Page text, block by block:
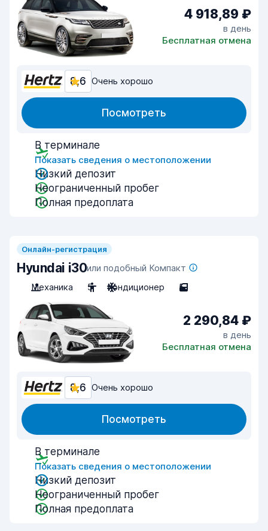
4 918,89 ₽
в день
Бесплатная отмена
8,6 Очень хорошо
Посмотреть
В терминале
Показать сведения о местоположении
Низкий депозит
Неограниченный пробег
Полная предоплата
Онлайн-регистрация
Hyundai i30или подобный Компакт
Механика
5 Кондиционер 5
2 290,84 ₽
в день
Бесплатная отмена
8,6 Очень хорошо
Посмотреть
В терминале
Показать сведения о местоположении
Низкий депозит
Неограниченный пробег
Полная предоплата